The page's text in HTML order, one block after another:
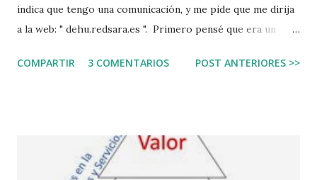
indica que tengo una comunicación, y me pide que me dirija
a la web: " dehu.redsara.es ". Primero pensé que era un
principalmente si lo recibes desde un email que jamás te ha
Abrí la web para investigarla después de copiarla en texto,
revisar la dirección, y la puse en un navegador seguro.
COMPARTIR 3 COMENTARIOS POST ANTERIORES >>